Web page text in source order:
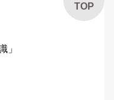
」
TOP